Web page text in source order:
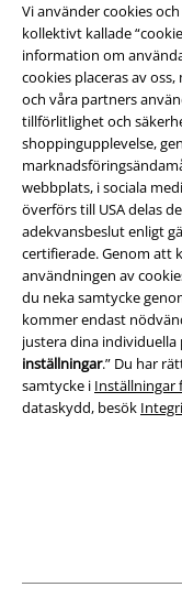
Vi använder cookies
kollektivt kallade
information om
cookies placeras av
och våra partners
tillförlitlighet och
shoppingupplevelse,
webbplats, i sociala
överförs till USA delas
adekvansbeslut enligt
certifierade. Genom att
användningen av
du neka samtycke
kommer endast
justera dina individuella
inställningar.” Du har
samtycke i Inställningar
dataskydd, besök
Juridisk
Villkor
Om oss
Ladda ner villkoren